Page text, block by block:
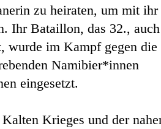
zu heiraten, um mit ihr
Ihr Bataillon, das 32.,
wurde im Kampf gegen die
Namibier*innen
eingesetzt.
Krieges und der